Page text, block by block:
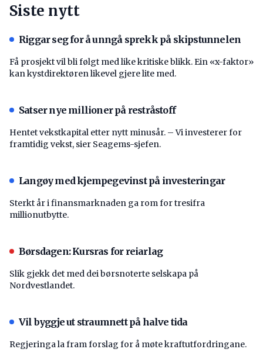
Siste nytt
Riggar seg for å unngå sprekk på skipstunnelen
Få prosjekt vil bli følgt med like kritiske blikk. Ein «x-faktor»
kan kystdirektøren likevel gjere lite med.
Satser nye millioner på restråstoff
Hentet vekstkapital etter nytt minusår. – Vi investerer for
framtidig vekst, sier Seagems-sjefen.
Langøy med kjempegevinst på investeringar
Sterkt år i finansmarknaden ga rom for tresifra
millionutbytte.
Børsdagen: Kursras for reiarlag
Slik gjekk det med dei børsnoterte selskapa på
Nordvestlandet.
Vil byggje ut straumnett på halve tida
Regjeringa la fram forslag for å møte kraftutfordringane.